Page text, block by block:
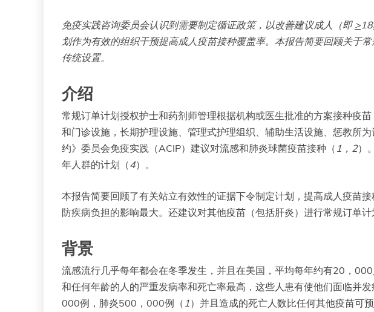
免疫实践咨询委员会认识到需要制定循证政策，以改善建议成人（即 >
划作为有效的组织干预提高成人疫苗接种覆盖率。本报告简要回顾关于
传统设置。
介绍
常规订单计划授权护士和药剂师管理根据机构或医生批准的方案接种疫
和门诊设施，长期护理设施、管理式护理组织、辅助生活设施、惩教所
约》委员会免疫实践（ACIP）建议对流感和肺炎球菌疫苗接种（ 1 ， 2）
年人群的计划（4）。
本报告简要回顾了有关站立有效性的证据下令制定计划，提高成人疫苗
防疾病负担的影响最大。还建议对其他疫苗（包括肝炎）进行常规订单
背景
流感流行几乎每年都会在冬季发生，并且在美国，平均每年约有20，
和任何年龄的人的严重发病率和死亡率最高，这些人患有使他们面临并
000例，肺炎500，000例（ 1）并且造成的死亡人数比任何其他疫苗可